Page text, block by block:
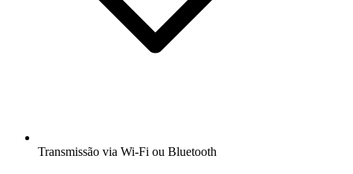
Transmissão via Wi-Fi ou Bluetooth